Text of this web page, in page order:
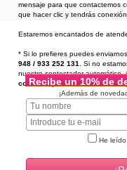
mensaje para que contactemos
que hacer clic y tendrás
Estaremos encantados de
* Si lo prefieres puedes
948 / 933 252 131
. Si no
nuestro contestador
consulta , y te llamaremos en un
Recibe un 10% de
¡Además de
He